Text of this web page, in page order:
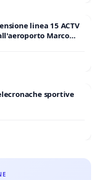
linea 15 ACTV
Marco
sportive